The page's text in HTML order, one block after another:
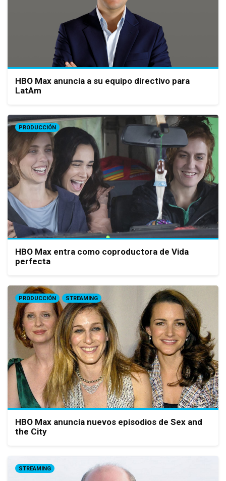
HBO Max anuncia a su equipo directivo para
LatAm
PRODUCCIÓN
HBO Max entra como coproductora de Vida
perfecta
PRODUCCIÓN STREAMING
HBO Max anuncia nuevos episodios de Sex and
the City
STREAMING